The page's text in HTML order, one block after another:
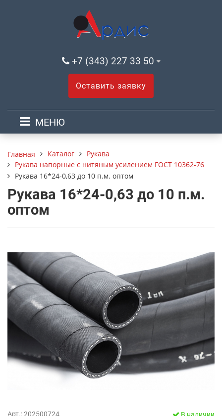
+7 (343) 227 33 50
Оставить заявку
МЕНЮ
Главная Каталог
Рукава
Рукава напорные с нитяным усилением ГОСТ 10362-76
Рукава 16*24-0,63 до 10 п.м. оптом
Рукава 16*24-0,63 до 10 п.м.
оптом
Арт.: 202500724